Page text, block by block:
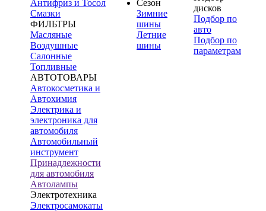
Антифриз и Тосол
Смазки
ФИЛЬТРЫ
Масляные
Воздушные
Салонные
Топливные
АВТОТОВАРЫ
Автокосметика и
Автохимия
Электрика и
электроника для
автомобиля
Автомобильный
инструмент
Принадлежности
для автомобиля
Автолампы
Электротехника
Электросамокаты
Сезон
Зимние
шины
Летние
шины
дисков
Подбор по
авто
Подбор по
параметрам